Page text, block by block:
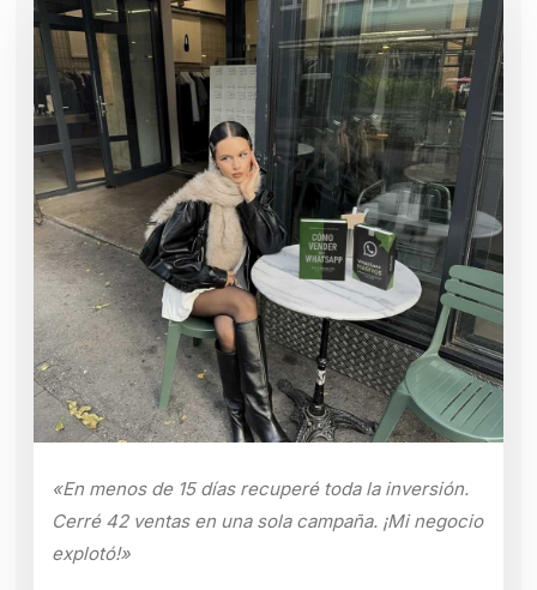
«En menos de 15 días recuperé toda la inversión.
Cerré 42 ventas en una sola campaña. ¡Mi negocio
explotó!»